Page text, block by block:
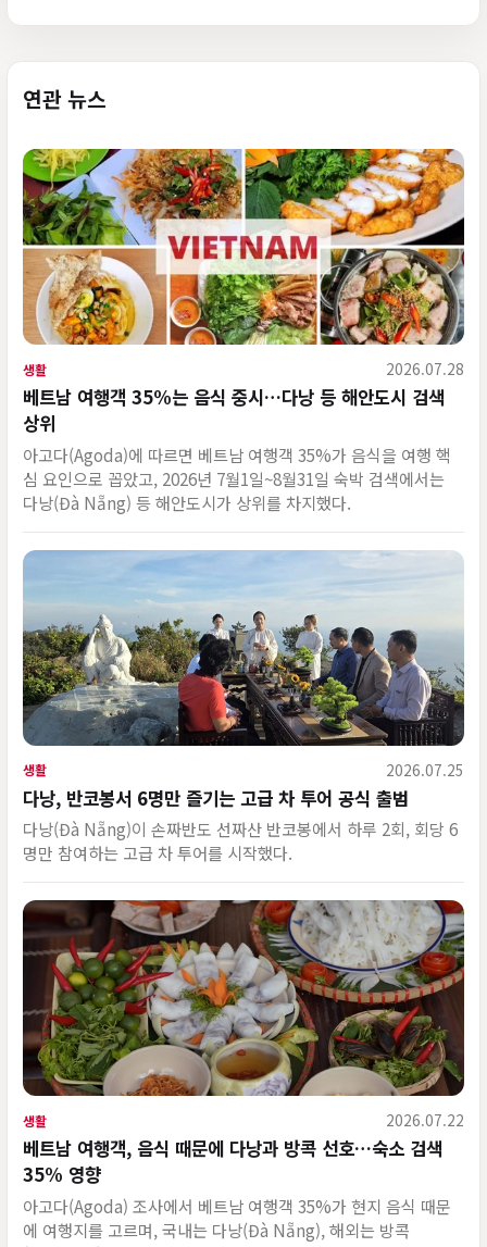
연관 뉴스
생활 2026.07.28
베트남 여행객 35%는 음식 중시…다낭 등 해안도시 검색
상위
아고다(Agoda)에 따르면 베트남 여행객 35%가 음식을 여행 핵
심 요인으로 꼽았고, 2026년 7월1일~8월31일 숙박 검색에서는
다낭(Đà Nẵng) 등 해안도시가 상위를 차지했다.
생활 2026.07.25
다낭, 반코봉서 6명만 즐기는 고급 차 투어 공식 출범
다낭(Đà Nẵng)이 손짜반도 선짜산 반코봉에서 하루 2회, 회당 6
명만 참여하는 고급 차 투어를 시작했다.
생활 2026.07.22
베트남 여행객, 음식 때문에 다낭과 방콕 선호…숙소 검색
35% 영향
아고다(Agoda) 조사에서 베트남 여행객 35%가 현지 음식 때문
에 여행지를 고르며, 국내는 다낭(Đà Nẵng), 해외는 방콕